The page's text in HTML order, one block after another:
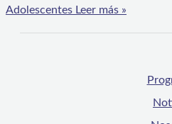
Adolescentes Leer más »